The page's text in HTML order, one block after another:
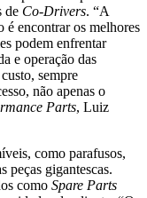
de Co-Drivers. “A
é encontrar os melhores
podem enfrentar
e operação das
sempre
não apenas o
Parts, Luiz
como parafusos,
peças gigantescas.
como Spare Parts